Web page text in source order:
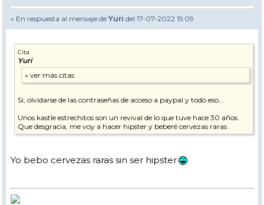
» En respuesta al mensaje de Yuri del 17-07-2022 15:09
Cita
Yuri
Si, olvidarse de las contraseñas de acceso a paypal y todo eso…
Unos kastle estrechitos son un revival de lo que tuve hace 30 años.
Que desgracia, me voy a hacer hipster y beberé cervezas raras
Yo bebo cervezas raras sin ser hipster